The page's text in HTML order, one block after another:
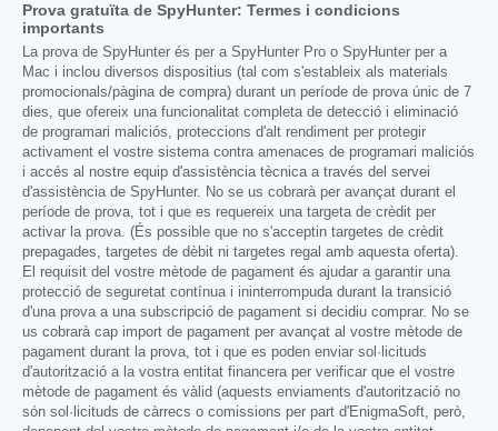
Prova gratuïta de SpyHunter: Termes i condicions
importants
La prova de SpyHunter és per a SpyHunter Pro o SpyHunter per a
Mac i inclou diversos dispositius (tal com s'estableix als materials
promocionals/pàgina de compra) durant un període de prova únic de 7
dies, que ofereix una funcionalitat completa de detecció i eliminació
de programari maliciós, proteccions d'alt rendiment per protegir
activament el vostre sistema contra amenaces de programari maliciós
i accés al nostre equip d'assistència tècnica a través del servei
d'assistència de SpyHunter. No se us cobrarà per avançat durant el
període de prova, tot i que es requereix una targeta de crèdit per
activar la prova. (És possible que no s'acceptin targetes de crèdit
prepagades, targetes de dèbit ni targetes regal amb aquesta oferta).
El requisit del vostre mètode de pagament és ajudar a garantir una
protecció de seguretat contínua i ininterrompuda durant la transició
d'una prova a una subscripció de pagament si decidiu comprar. No se
us cobrarà cap import de pagament per avançat al vostre mètode de
pagament durant la prova, tot i que es poden enviar sol·licituds
d'autorització a la vostra entitat financera per verificar que el vostre
mètode de pagament és vàlid (aquests enviaments d'autorització no
són sol·licituds de càrrecs o comissions per part d'EnigmaSoft, però,